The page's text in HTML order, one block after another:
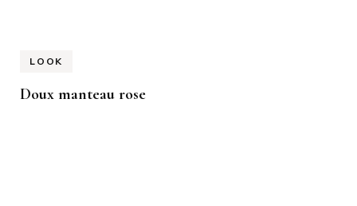
LOOK
Doux manteau rose